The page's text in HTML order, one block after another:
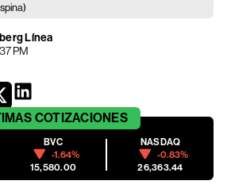
Línea
PM
COTIZACIONES
BVC
-1.64%
15,580.00
NASDAQ
-0.83%
26,363.44